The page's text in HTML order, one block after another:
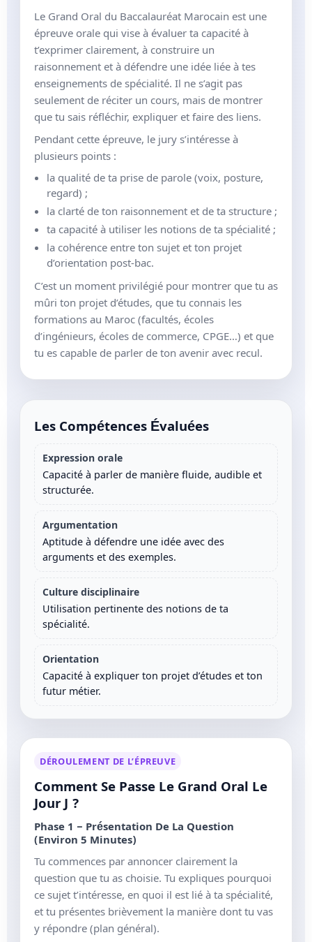
Le Grand Oral du Baccalauréat Marocain est une
épreuve orale qui vise à évaluer ta capacité à
t’exprimer clairement, à construire un
raisonnement et à défendre une idée liée à tes
enseignements de spécialité. Il ne s’agit pas
seulement de réciter un cours, mais de montrer
que tu sais réfléchir, expliquer et faire des liens.
Pendant cette épreuve, le jury s’intéresse à
plusieurs points :
la qualité de ta prise de parole (voix, posture,
regard) ;
la clarté de ton raisonnement et de ta structure ;
ta capacité à utiliser les notions de ta spécialité ;
la cohérence entre ton sujet et ton projet
d’orientation post-bac.
C’est un moment privilégié pour montrer que tu as
mûri ton projet d’études, que tu connais les
formations au Maroc (facultés, écoles
d’ingénieurs, écoles de commerce, CPGE…) et que
tu es capable de parler de ton avenir avec recul.
Les Compétences Évaluées
Expression orale
Capacité à parler de manière fluide, audible et
structurée.
Argumentation
Aptitude à défendre une idée avec des
arguments et des exemples.
Culture disciplinaire
Utilisation pertinente des notions de ta
spécialité.
Orientation
Capacité à expliquer ton projet d’études et ton
futur métier.
DÉROULEMENT DE L’ÉPREUVE
Comment Se Passe Le Grand Oral Le
Jour J ?
Phase 1 – Présentation De La Question
(environ 5 Minutes)
Tu commences par annoncer clairement la
question que tu as choisie. Tu expliques pourquoi
ce sujet t’intéresse, en quoi il est lié à ta spécialité,
et tu présentes brièvement la manière dont tu vas
y répondre (plan général).